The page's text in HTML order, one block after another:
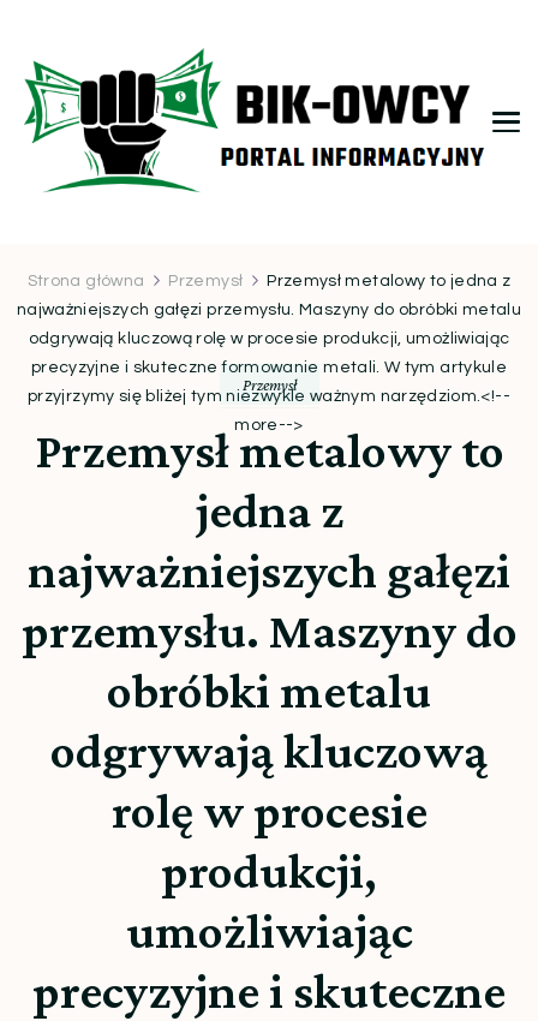
Strona główna Przemysł
Przemysł metalowy to jedna z
najważniejszych gałęzi przemysłu. Maszyny do obróbki metalu
odgrywają kluczową rolę w procesie produkcji, umożliwiając
precyzyjne i skuteczne formowanie metali. W tym artykule
przyjrzymy się bliżej tym niezwykle ważnym narzędziom.<!--
more-->
Przemysł
Przemysł metalowy to
jedna z
najważniejszych gałęzi
przemysłu. Maszyny do
obróbki metalu
odgrywają kluczową
rolę w procesie
produkcji,
umożliwiając
precyzyjne i skuteczne